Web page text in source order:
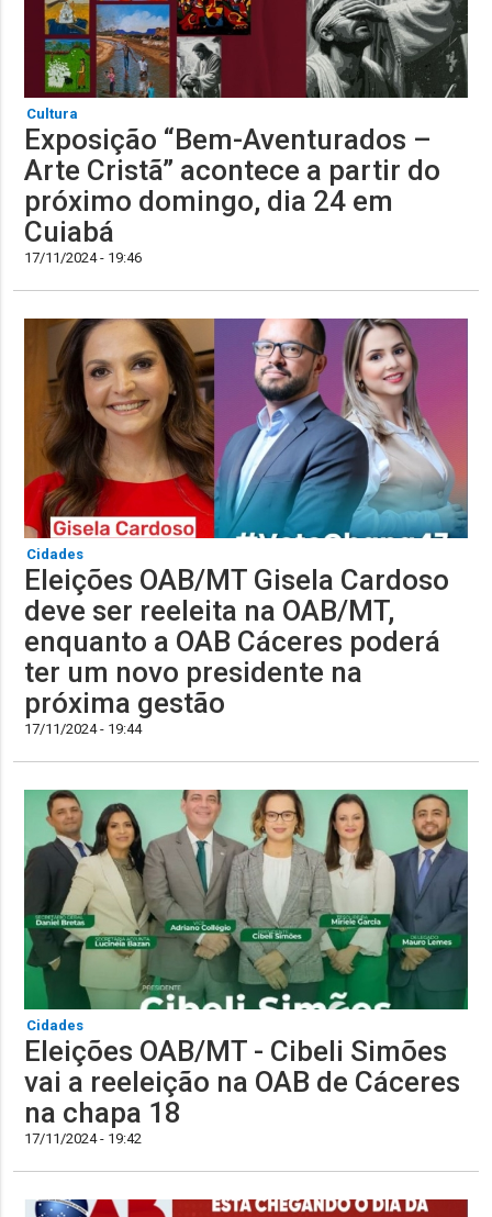
Cultura
Exposição “Bem-Aventurados –
Arte Cristã” acontece a partir do
próximo domingo, dia 24 em
Cuiabá
17/11/2024 - 19:46
Cidades
Eleições OAB/MT Gisela Cardoso
deve ser reeleita na OAB/MT,
enquanto a OAB Cáceres poderá
ter um novo presidente na
próxima gestão
17/11/2024 - 19:44
Cidades
Eleições OAB/MT - Cibeli Simões
vai a reeleição na OAB de Cáceres
na chapa 18
17/11/2024 - 19:42